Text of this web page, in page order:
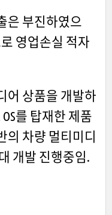
은 부진하였으
영업손실 적자
어 상품을 개발하
OS를 탑재한 제품
의 차량 멀티미디
개발 진행중임.